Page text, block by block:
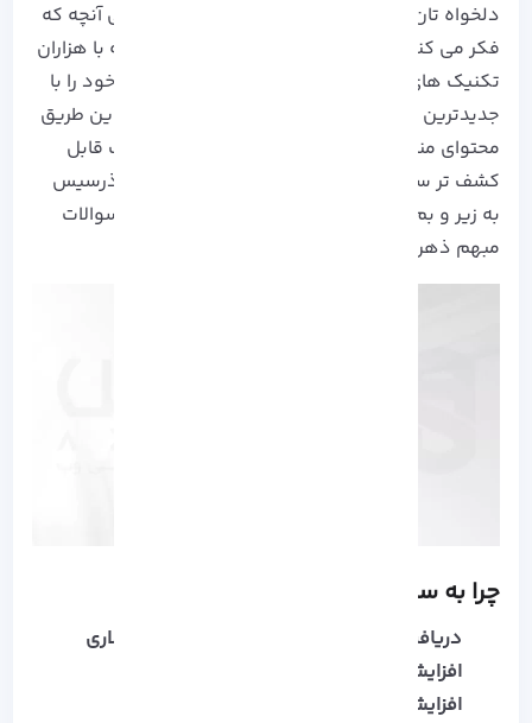
دلخواه تان خواهد بود! اما این موضوع به سادگی آنچه که
فکر می کنید نخواهد بود. سئو یوتیوب، یک کلمه با هزاران
تکنیک های درست و غلط است و شما باید محتوا خود را با
جدیدترین روش های 2024 بهینه سازی کنید تا از این طریق
محتوای منتشر شده را برای الگوریتم های یوتیوب قابل
کشف تر سازید. پس اجازه دهید در این مقاله از
آذرسیس
به زیر و بم این استراتژی ها بپردازیم و پاسخگو سوالات
مبهم ذهن شما شویم.
چرا به سئو یوتیوب نیاز داریم؟
دریافت بازدید های بیشتر و افزایش درآمد دلاری
افزایش درآمد های وابسته به کانال یوتیوب
افزایش ترافیک ارگانیگ در وب سایت